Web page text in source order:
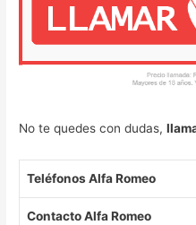
No te quedes con dudas,
Teléfonos Alfa Romeo
Contacto Alfa Romeo